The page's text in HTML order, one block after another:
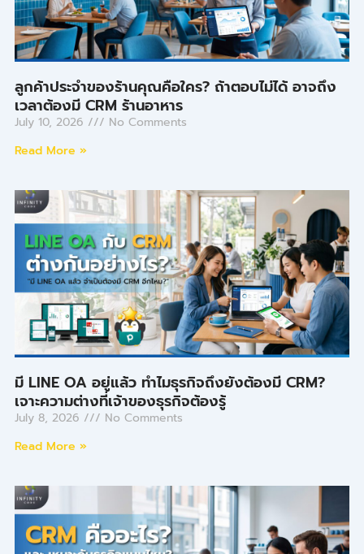
ลูกค้าประจำของร้านคุณคือใคร? ถ้าตอบไม่ได้ อาจถึง
เวลาต้องมี CRM ร้านอาหาร
July 10, 2026
No Comments
Read More »
มี LINE OA อยู่แล้ว ทำไมธุรกิจถึงยังต้องมี CRM?
เจาะความต่างที่เจ้าของธุรกิจต้องรู้
July 8, 2026
No Comments
Read More »